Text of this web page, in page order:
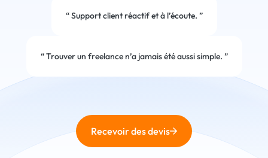
“Support client réactif et à l’écoute. ”
“Trouver un freelance n’a jamais été aussi simple. ”
Recevoir des devis